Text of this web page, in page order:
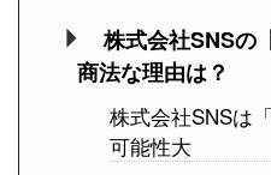
株式会社SNSの
商法な理由は？
株式会社SNSは
可能性大